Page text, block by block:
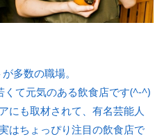
多数の職場。
て元気のある飲食店です(^-^)
にも取材されて、有名芸能人
はちょっぴり注目の飲食店で